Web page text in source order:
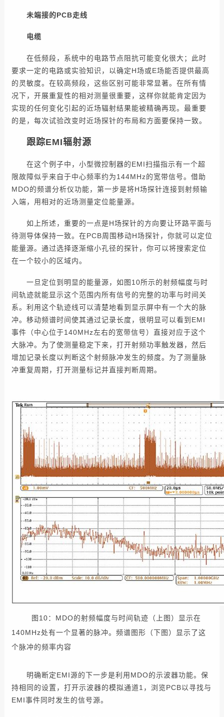
未端接的PCB走线
电缆
在低频段，系统中的电路节点阻抗可能变化很大；此时
要求一定的电路或实验知识，以确定H场或E场能否提供最高
的灵敏度。在较高频段，这些区别可能非常显著。在所有情
况下，开展重复性的相对测量很重要，这样你就能肯定因为
实现的任何变化引起的近场辐射结果能被精确再现。最重要
的是，每次试验改变时近场探针的布局和方面要保持一致。
跟踪EMI辐射源
在这个例子中，小型微控制器的EMI扫描指示有一个超
限故障似乎来自于中心频率约为144MHz的宽带信号。借助
MDO的频谱分析仪功能，第一步是将H场探针连接到射频输
入端，用相对的近场测量定位能量源。
如上所述，重要的一点是H场探针的方向要让环路平面与
待测导体保持一致。在PCB周围移动H场探针，你就可以定位
能量源。通过选择逐渐缩小孔径的探针，你可以将搜索定位
在一个较小的区域内。
一旦定位到明显的能量源，如图10所示的射频幅度与时
间轨迹就能显示这个范围内所有信号的完整的功率与时间关
系。利用这个轨迹线可以清楚地看到显示屏中有一个大的脉
冲。移动频谱时间使其通过记录长度，很明显可以看到EMI
事件（中心位于140MHz左右的宽带信号）直接对应于这个
大脉冲。为了使测量稳定下来，打开射频功率触发器，然后
增加记录长度以判断这个射频脉冲发生的频度。为了测量脉
冲重复周期，打开测量标记并直接判断周期。
图10：MDO的射频幅度与时间轨迹（上图）显示在
140MHz处有一个显著的脉冲。频谱图形（下图）显示了这
个脉冲的频率内容
明确断定EMI源的下一步是利用MDO的示波器功能。保
持相同的设置，打开示波器的模拟通道1，浏览PCB以寻找与
EMI事件同时发生的信号源。